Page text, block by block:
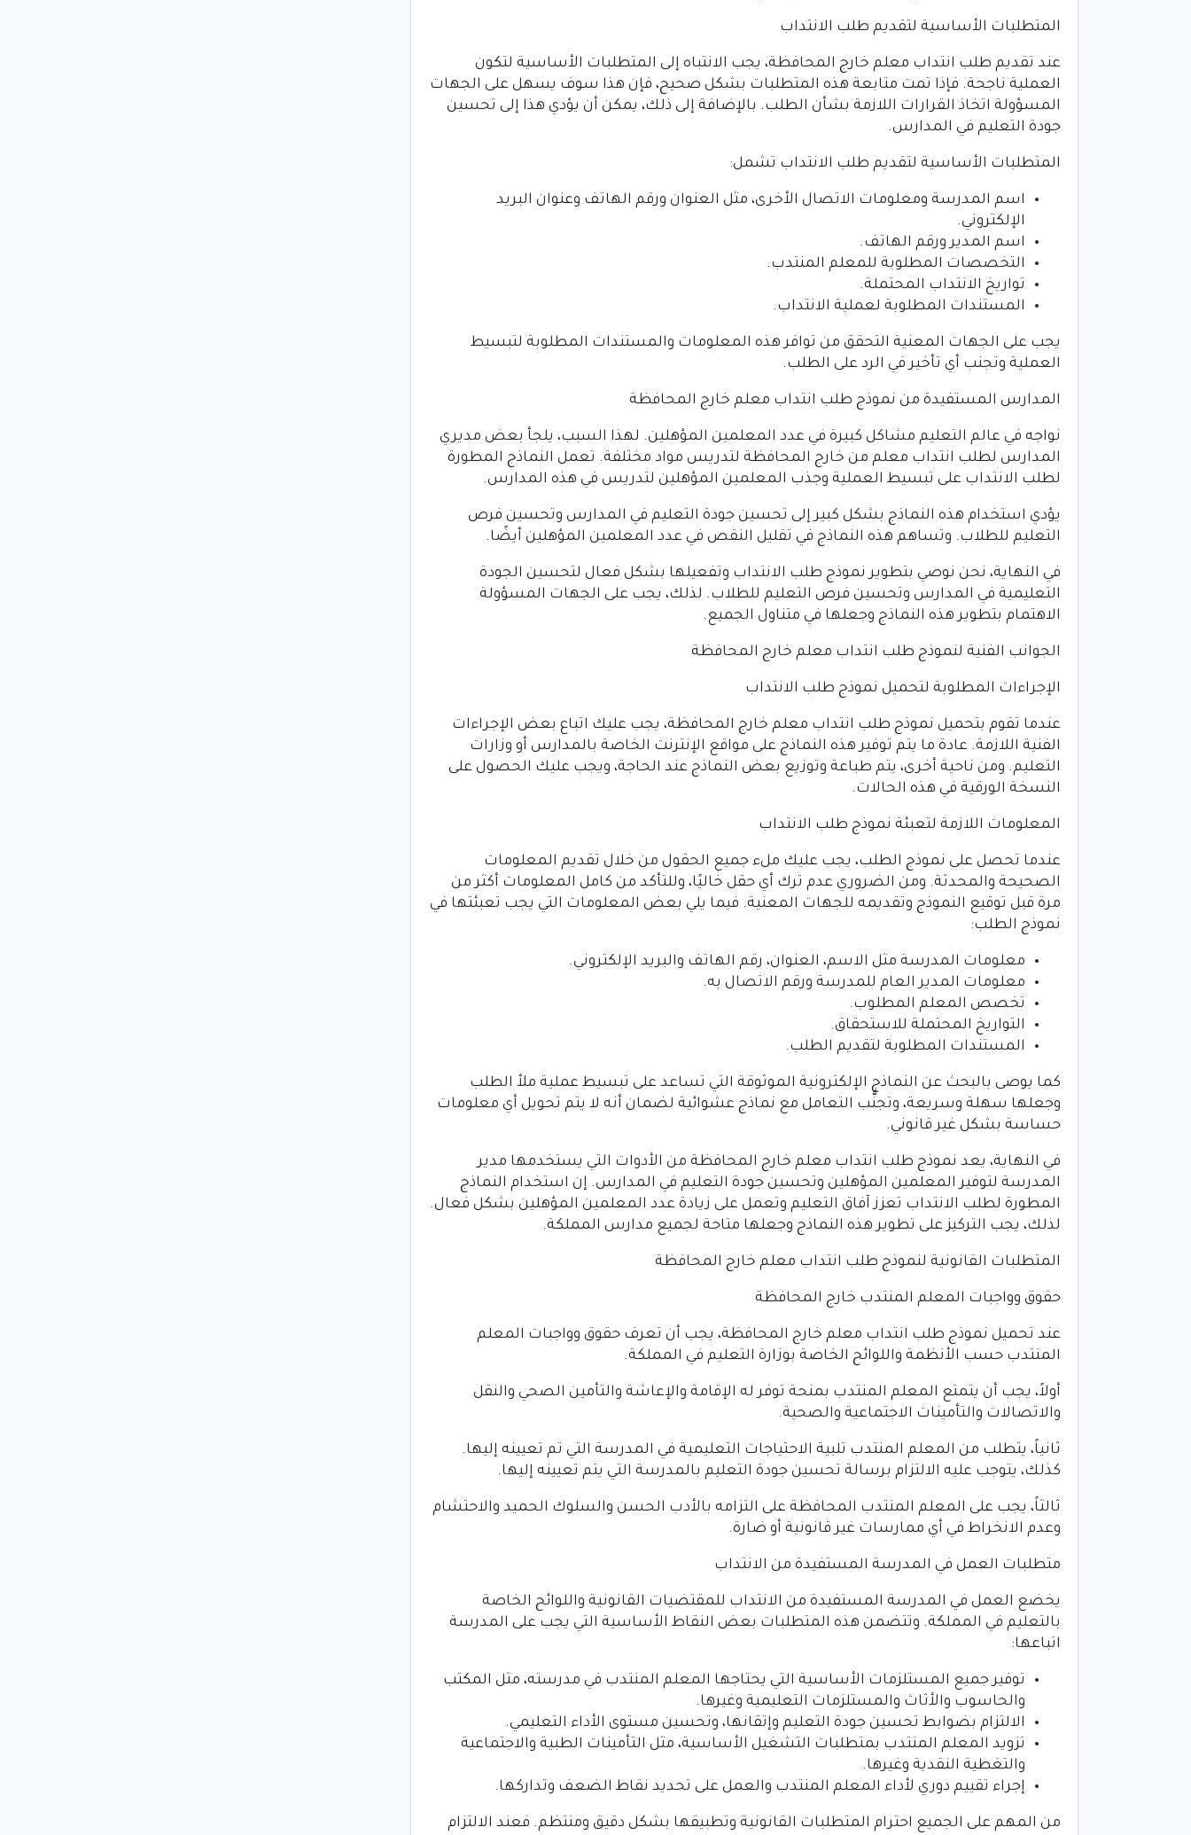
المتطلبات الأساسية لتقديم طلب الانتداب
عند تقديم طلب انتداب معلم خارج المحافظة، يجب الانتباه إلى المتطلبات الأساسية لتكون
العملية ناجحة. فإذا تمت متابعة هذه المتطلبات بشكل صحيح، فإن هذا سوف يسهل على الجهات
المسؤولة اتخاذ القرارات اللازمة بشأن الطلب. بالإضافة إلى ذلك، يمكن أن يؤدي هذا إلى تحسين
جودة التعليم في المدارس.
المتطلبات الأساسية لتقديم طلب الانتداب تشمل:
اسم المدرسة ومعلومات الاتصال الأخرى، مثل العنوان ورقم الهاتف وعنوان البريد
الإلكتروني.
اسم المدير ورقم الهاتف.
التخصصات المطلوبة للمعلم المنتدب.
تواريخ الانتداب المحتملة.
المستندات المطلوبة لعملية الانتداب.
يجب على الجهات المعنية التحقق من توافر هذه المعلومات والمستندات المطلوبة لتبسيط
العملية وتجنب أي تأخير في الرد على الطلب.
المدارس المستفيدة من نموذج طلب انتداب معلم خارج المحافظة
نواجه في عالم التعليم مشاكل كبيرة في عدد المعلمين المؤهلين. لهذا السبب، يلجأ بعض مديري
المدارس لطلب انتداب معلم من خارج المحافظة لتدريس مواد مختلفة. تعمل النماذج المطورة
لطلب الانتداب على تبسيط العملية وجذب المعلمين المؤهلين لتدريس في هذه المدارس.
يؤدي استخدام هذه النماذج بشكل كبير إلى تحسين جودة التعليم في المدارس وتحسين فرص
التعليم للطلاب. وتساهم هذه النماذج في تقليل النقص في عدد المعلمين المؤهلين أيضًا.
في النهاية، نحن نوصي بتطوير نموذج طلب الانتداب وتفعيلها بشكل فعال لتحسين الجودة
التعليمية في المدارس وتحسين فرص التعليم للطلاب. لذلك، يجب على الجهات المسؤولة
الاهتمام بتطوير هذه النماذج وجعلها في متناول الجميع.
الجوانب الفنية لنموذج طلب انتداب معلم خارج المحافظة
الإجراءات المطلوبة لتحميل نموذج طلب الانتداب
عندما تقوم بتحميل نموذج طلب انتداب معلم خارج المحافظة، يجب عليك اتباع بعض الإجراءات
الفنية اللازمة. عادة ما يتم توفير هذه النماذج على مواقع الإنترنت الخاصة بالمدارس أو وزارات
التعليم. ومن ناحية أخرى، يتم طباعة وتوزيع بعض النماذج عند الحاجة، ويجب عليك الحصول على
النسخة الورقية في هذه الحالات.
المعلومات اللازمة لتعبئة نموذج طلب الانتداب
عندما تحصل على نموذج الطلب، يجب عليك ملء جميع الحقول من خلال تقديم المعلومات
الصحيحة والمحدثة. ومن الضروري عدم ترك أي حقل خاليًا، وللتأكد من كامل المعلومات أكثر من
مرة قبل توقيع النموذج وتقديمه للجهات المعنية. فيما يلي بعض المعلومات التي يجب تعبئتها في
نموذج الطلب:
معلومات المدرسة مثل الاسم، العنوان، رقم الهاتف والبريد الإلكتروني.
معلومات المدير العام للمدرسة ورقم الاتصال به.
تخصص المعلم المطلوب.
التواريخ المحتملة للاستحقاق.
المستندات المطلوبة لتقديم الطلب.
كما يوصى بالبحث عن النماذج الإلكترونية الموثوقة التي تساعد على تبسيط عملية ملأ الطلب
وجعلها سهلة وسريعة، وتجنُّب التعامل مع نماذج عشوائية لضمان أنه لا يتم تحويل أي معلومات
حساسة بشكل غير قانوني.
في النهاية، يعد نموذج طلب انتداب معلم خارج المحافظة من الأدوات التي يستخدمها مدير
المدرسة لتوفير المعلمين المؤهلين وتحسين جودة التعليم في المدارس. إن استخدام النماذج
المطورة لطلب الانتداب تعزز آفاق التعليم وتعمل على زيادة عدد المعلمين المؤهلين بشكل فعال.
لذلك، يجب التركيز على تطوير هذه النماذج وجعلها متاحة لجميع مدارس المملكة.
المتطلبات القانونية لنموذج طلب انتداب معلم خارج المحافظة
حقوق وواجبات المعلم المنتدب خارج المحافظة
عند تحميل نموذج طلب انتداب معلم خارج المحافظة، يجب أن تعرف حقوق وواجبات المعلم
المنتدب حسب الأنظمة واللوائح الخاصة بوزارة التعليم في المملكة.
أولاً، يجب أن يتمتع المعلم المنتدب بمنحة توفر له الإقامة والإعاشة والتأمين الصحي والنقل
والاتصالات والتأمينات الاجتماعية والصحية.
ثانياً، يتطلب من المعلم المنتدب تلبية الاحتياجات التعليمية في المدرسة التي تم تعيينه إليها.
كذلك، يتوجب عليه الالتزام برسالة تحسين جودة التعليم بالمدرسة التي يتم تعيينه إليها.
ثالثاً، يجب على المعلم المنتدب المحافظة على التزامه بالأدب الحسن والسلوك الحميد والاحتشام
وعدم الانخراط في أي ممارسات غير قانونية أو ضارة.
متطلبات العمل في المدرسة المستفيدة من الانتداب
يخضع العمل في المدرسة المستفيدة من الانتداب للمقتضيات القانونية واللوائح الخاصة
بالتعليم في المملكة. وتتضمن هذه المتطلبات بعض النقاط الأساسية التي يجب على المدرسة
اتباعها:
توفير جميع المستلزمات الأساسية التي يحتاجها المعلم المنتدب في مدرسته، مثل المكتب
والحاسوب والأثاث والمستلزمات التعليمية وغيرها.
الالتزام بضوابط تحسين جودة التعليم وإتقانها، وتحسين مستوى الأداء التعليمي.
تزويد المعلم المنتدب بمتطلبات التشغيل الأساسية، مثل التأمينات الطبية والاجتماعية
والتغطية النقدية وغيرها.
إجراء تقييم دوري لأداء المعلم المنتدب والعمل على تحديد نقاط الضعف وتداركها.
من المهم على الجميع احترام المتطلبات القانونية وتطبيقها بشكل دقيق ومنتظم. فعند الالتزام